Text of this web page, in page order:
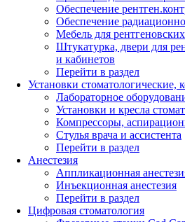
Обеспечение
Обеспечение
Мебель для
Штукатурка, двери для
и кабинетов
Перейти в раздел
Установки стоматологические,
Лабораторное
Установки и кресла
Компрессоры,
Стулья врача и ассистента
Перейти в раздел
Анестезия
Аппликационная
Инъекционная анестезия
Перейти в раздел
Цифровая стоматология